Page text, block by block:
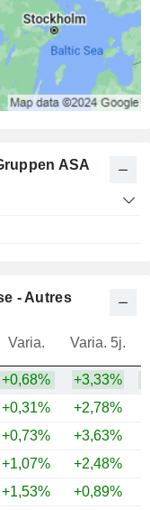
ASA
- Autres
Varia. Varia. 5j.
+0,68% +3,33%
+0,31% +2,78%
+0,73% +3,63%
+1,07% +2,48%
+1,53% +0,89%